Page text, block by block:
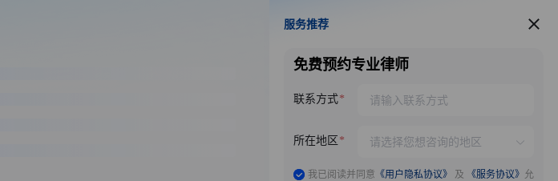
服务推荐
服务推荐
免费预约专业律师
联系方式
所在地区
我已阅读并同意 《用户隐私协议》 及 《服务协议》 允